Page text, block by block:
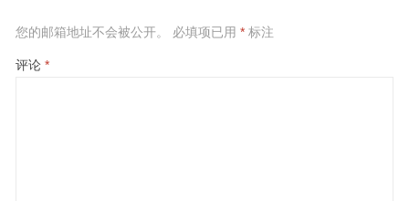
您的邮箱地址不会被公开。 必填项已用 *标注
评论 *